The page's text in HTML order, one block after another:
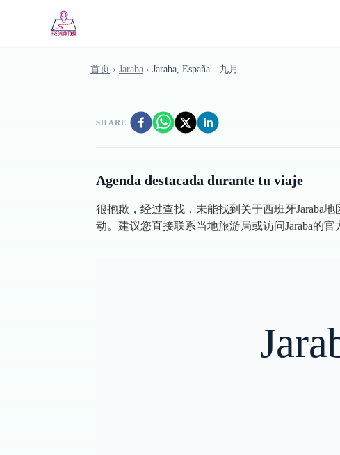
首页 › Jaraba › Jaraba, España - 九月
SHARE
Agenda destacada durante tu viaje
很抱歉，经过查找，未能找到关于西班牙Jaraba
动。建议您直接联系当地旅游局或访问Jaraba的官